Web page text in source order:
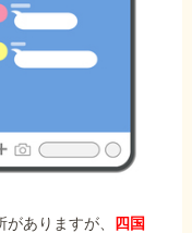
ありますが、
四国